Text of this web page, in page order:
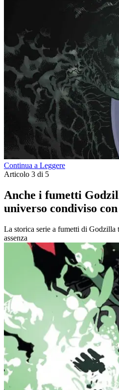
Continua a Leggere
Articolo 3 di 5
Anche i fumetti
universo condiviso
La storica serie a fumetti di
assenza